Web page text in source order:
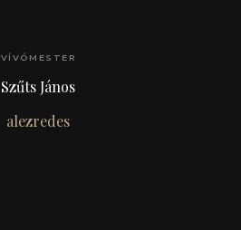
VÍVÓMESTER
Szűts János
alezredes